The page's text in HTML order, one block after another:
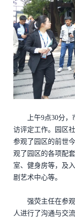
上午9点30分
访评定工作。园区
参观了园区的前世
观了园区的各项配
室、健身房等，及
剧艺术中心等。
强荧主任在参
人进行了沟通与交